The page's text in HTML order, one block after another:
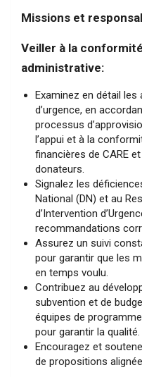
Missions et
Veiller à la
administrative:
Examinez en détail
d’urgence, en
processus
l’appui et à la
financières de CARE
donateurs.
Signalez les
National (DN) et au
d’Intervention
recommandations
Assurez un suivi
pour garantir que les
en temps voulu.
Contribuez au
subvention et de
équipes de
pour garantir la qualité.
Encouragez et
de propositions